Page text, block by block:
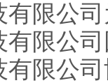
有限公
有限公
限公